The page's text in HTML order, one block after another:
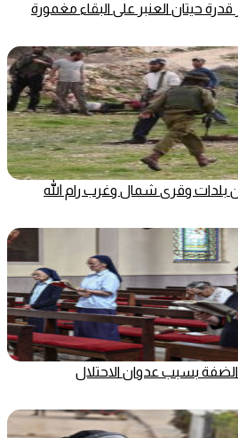
حيتان العنبر على البقاء مغمورة
وقرى شمال وغرب رام الله
بسبب عدوان الاحتلال